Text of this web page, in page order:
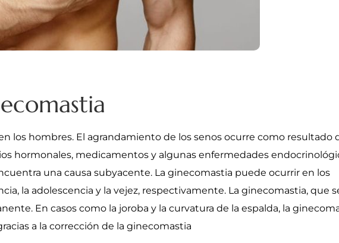
los hombres. El agrandamiento de los senos ocurre como resultado
hormonales, medicamentos y algunas enfermedades
una causa subyacente. La ginecomastia puede ocurrir en los
la adolescencia y la vejez, respectivamente. La ginecomastia, que
En casos como la joroba y la curvatura de la espalda, la
a la corrección de la ginecomastia